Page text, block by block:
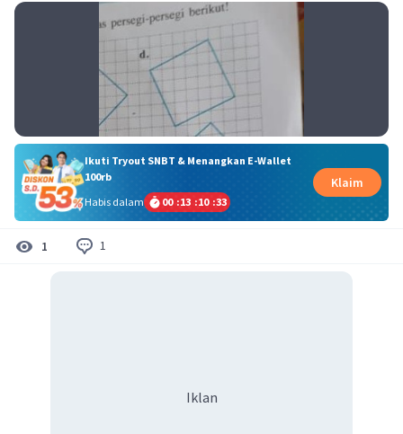
Ikuti Tryout SNBT & Menangkan E-Wallet
100rb
Habis dalam
00 :13 :10 :33
Klaim
1 1
Iklan